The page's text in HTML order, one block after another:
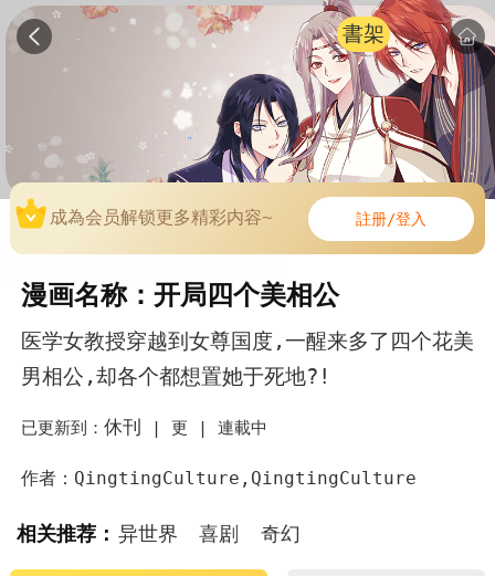
書架
成為会员解锁更多精彩内容~ 註册/登入
漫画名称：开局四个美相公
医学女教授穿越到女尊国度,一醒来多了四个花美
男相公,却各个都想置她于死地?!
已更新到： 休刊 | 更 | 連載中
作者：QingtingCulture,QingtingCulture
相关推荐： 异世界 喜剧 奇幻